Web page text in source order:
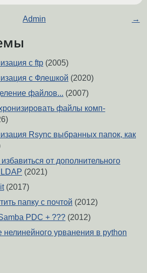
Admin →
с ftp (2005)
с Флешкой (2020)
файлов... (2007)
файлы комп-
Rsync выбранных папок, как
от дополнительного
(2021)
(2017)
папку с почтой (2012)
PDC + ??? (2012)
нелинейного урванения в python